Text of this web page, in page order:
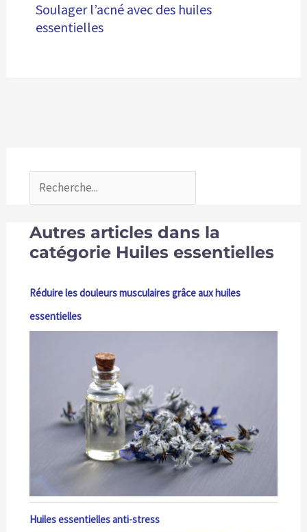
Soulager l’acné avec des huiles
essentielles
Autres articles dans la
catégorie Huiles essentielles
Réduire les douleurs musculaires grâce aux huiles
essentielles
Huiles essentielles anti-stress